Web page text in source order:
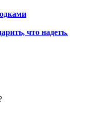
что надеть.